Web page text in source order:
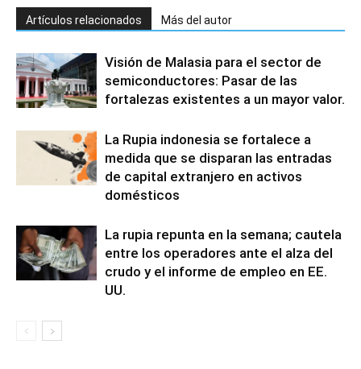
Artículos relacionados Más del autor
Visión de Malasia para el sector de
semiconductores: Pasar de las
fortalezas existentes a un mayor valor.
La Rupia indonesia se fortalece a
medida que se disparan las entradas
de capital extranjero en activos
domésticos
La rupia repunta en la semana; cautela
entre los operadores ante el alza del
crudo y el informe de empleo en EE.
UU.